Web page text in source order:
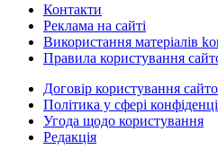
Контакти
Реклама на сайті
Використання матеріалів
Правила користування
Договір користування
Політика у сфері
Угода щодо користування
Редакція